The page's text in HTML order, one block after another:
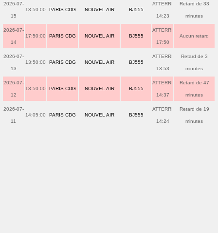
2026-07-
15
13:50:00 PARIS CDG NOUVEL AIR BJ555
ATTERRI
14:23
Retard de 33
minutes
2026-07-
14
17:50:00 PARIS CDG NOUVEL AIR BJ555
ATTERRI
17:50
Aucun retard
2026-07-
13
13:50:00 PARIS CDG NOUVEL AIR BJ555
ATTERRI
13:53
Retard de 3
minutes
2026-07-
12
13:50:00 PARIS CDG NOUVEL AIR BJ555
ATTERRI
14:37
Retard de 47
minutes
2026-07-
11
14:05:00 PARIS CDG NOUVEL AIR BJ555
ATTERRI
14:24
Retard de 19
minutes